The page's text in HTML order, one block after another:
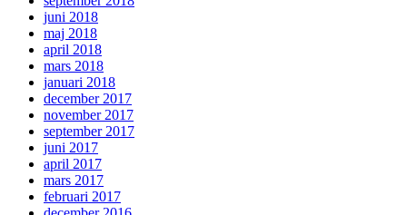
juni 2018
maj 2018
april 2018
mars 2018
januari 2018
december 2017
november 2017
september 2017
juni 2017
april 2017
mars 2017
februari 2017